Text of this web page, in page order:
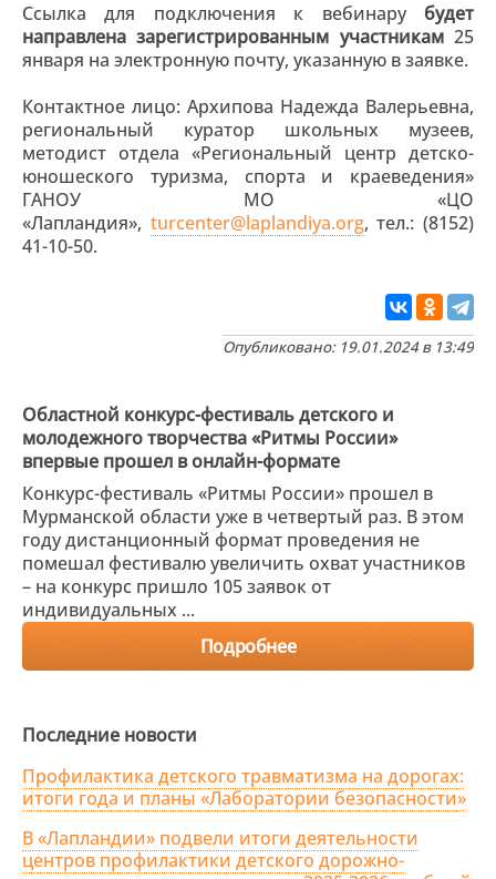
Ссылка для подключения к вебинару будет
направлена зарегистрированным участникам25
января на электронную почту, указанную в заявке.
Контактное лицо: Архипова Надежда Валерьевна,
региональный куратор школьных музеев,
методист отдела «Региональный центр детско-
юношеского туризма, спорта и краеведения»
ГАНОУ МО «ЦО
«Лапландия», turcenter@laplandiya.org, тел.: (8152)
41-10-50.
Опубликовано: 19.01.2024 в 13:49
Областной конкурс-фестиваль детского и
молодежного творчества «Ритмы России»
впервые прошел в онлайн-формате
Конкурс-фестиваль «Ритмы России» прошел в
Мурманской области уже в четвертый раз. В этом
году дистанционный формат проведения не
помешал фестивалю увеличить охват участников
– на конкурс пришло 105 заявок от
индивидуальных ...
Подробнее
Последние новости
Профилактика детского травматизма на дорогах:
итоги года и планы «Лаборатории безопасности»
В «Лапландии» подвели итоги деятельности
центров профилактики детского дорожно-